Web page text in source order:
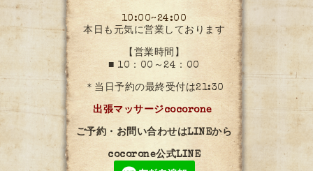
10:00~24:00
本日も元気に営業しております
【営業時間】
■ 10：00～24：00
＊当日予約の最終受付は21:30
出張マッサージcocorone
ご予約・お問い合わせはLINEから
cocorone公式LINE